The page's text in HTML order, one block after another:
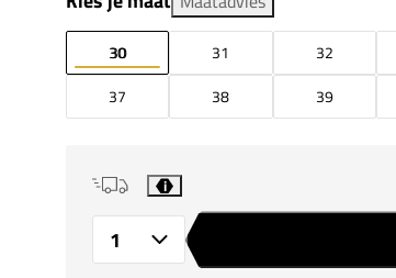
30 31 32
37
38 39
i